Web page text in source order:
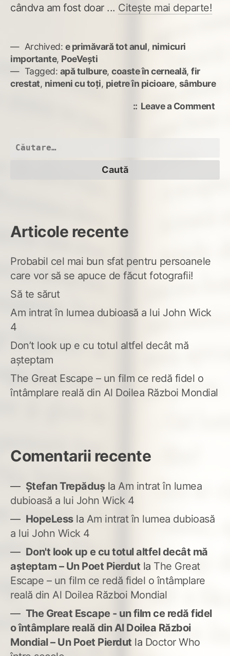
cândva am fost doar ... Citește mai departe!
Archived: e primăvară tot anul, nimicuri
importante, PoeVești
Tagged: apă tulbure, coaste în cerneală, fir
crestat, nimeni cu toți, pietre în picioare, sâmbure
Leave a Commenton
Caută
Articole recente
Probabil cel mai bun sfat pentru persoanele
care vor să se apuce de făcut fotografii!
Să te sărut
Am intrat în lumea dubioasă a lui John Wick
4
Don’t look up e cu totul altfel decât mă
așteptam
The Great Escape – un film ce redă fidel o
întâmplare reală din Al Doilea Război Mondial
Comentarii recente
Ștefan Trepădușla Am intrat în lumea
dubioasă a lui John Wick 4
HopeLessla Am intrat în lumea dubioasă
a lui John Wick 4
Don't look up e cu totul altfel decât mă
așteptam – Un Poet Pierdut la The Great
Escape – un film ce redă fidel o întâmplare
reală din Al Doilea Război Mondial
The Great Escape - un film ce redă fidel
o întâmplare reală din Al Doilea Război
Mondial – Un Poet Pierdut la Doctor Who